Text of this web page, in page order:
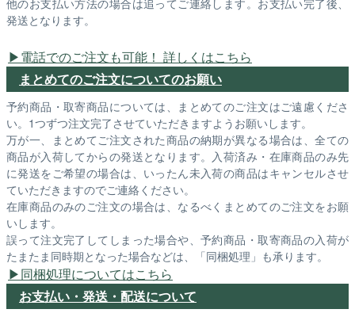
発送となります。
電話でのご注文も可能！ 詳しくはこちら
まとめてのご注文についてのお願い
予約商品・取寄商品については、まとめてのご注文はご遠慮くださ
い。1つずつ注文完了させていただきますようお願いします。
万が一、まとめてご注文された商品の納期が異なる場合は、全ての
商品が入荷してからの発送となります。入荷済み・在庫商品のみ先
に発送をご希望の場合は、いったん未入荷の商品はキャンセルさせ
ていただきますのでご連絡ください。
在庫商品のみのご注文の場合は、なるべくまとめてのご注文をお願
いします。
誤って注文完了してしまった場合や、予約商品・取寄商品の入荷が
たまたま同時期となった場合などは、「同梱処理」も承ります。
同梱処理についてはこちら
お支払い・発送・配送について